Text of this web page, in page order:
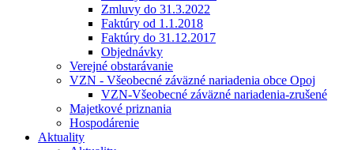
Zmluvy do 31.3.2022
Faktúry od 1.1.2018
Faktúry do 31.12.2017
Objednávky
Verejné obstarávanie
VZN - Všeobecné záväzné nariadenia obce Opoj
VZN-Všeobecné záväzné nariadenia-zrušené
Majetkové priznania
Hospodárenie
Aktuality